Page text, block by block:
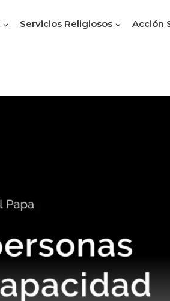
Servicios Religiosos Acción